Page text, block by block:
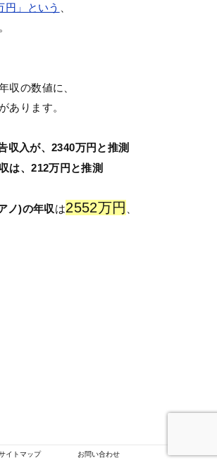
円」という
収の数値に、
あります。
収入が、2340万円と推測
は、212万円と推測
ノ)の年収は2552万円
イトマップ お問い合わせ